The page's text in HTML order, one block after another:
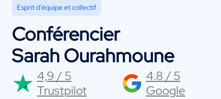
Esprit d'équipe et collectif
Conférencier
Sarah Ourahmoune
4,9 / 5
Trustpilot
4.8 / 5
Google